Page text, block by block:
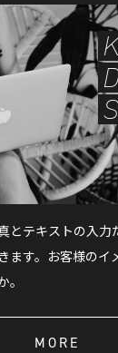
とテキストの入力
ます。お客様のイ
MORE